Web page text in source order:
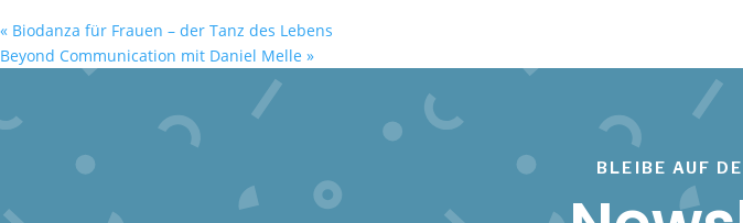
« Biodanza für Frauen – der Tanz des Lebens
Beyond Communication mit Daniel Melle »
BLEIBE AUF